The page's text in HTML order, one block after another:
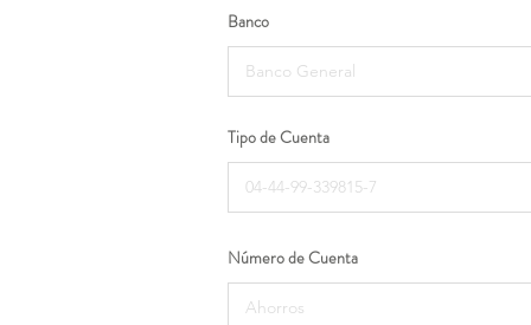
Banco
Tipo de Cuenta
Número de Cuenta